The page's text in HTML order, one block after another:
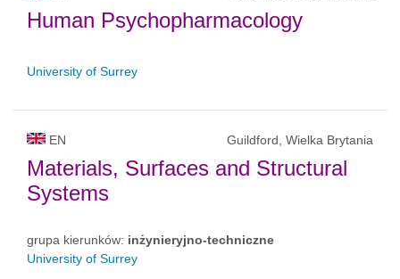
Human Psychopharmacology
University of Surrey
EN Guildford, Wielka Brytania
Materials, Surfaces and Structural
Systems
grupa kierunków: inżynieryjno-techniczne
University of Surrey